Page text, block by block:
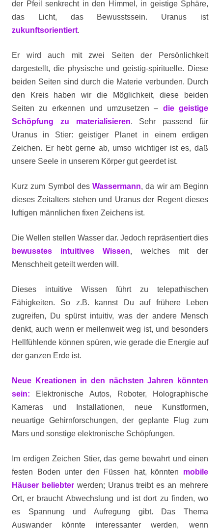
der Pfeil senkrecht in den Himmel, in geistige Sphäre,
das Licht, das Bewusstssein. Uranus ist
zukunftsorientiert.
Er wird auch mit zwei Seiten der Persönlichkeit
dargestellt, die physische und geistig-spirituelle. Diese
beiden Seiten sind durch die Materie verbunden. Durch
den Kreis haben wir die Möglichkeit, diese beiden
Seiten zu erkennen und umzusetzen – die geistige
Schöpfung zu materialisieren. Sehr passend für
Uranus in Stier: geistiger Planet in einem erdigen
Zeichen. Er hebt gerne ab, umso wichtiger ist es, daß
unsere Seele in unserem Körper gut geerdet ist.
Kurz zum Symbol des Wassermann, da wir am Beginn
dieses Zeitalters stehen und Uranus der Regent dieses
luftigen männlichen fixen Zeichens ist.
Die Wellen stellen Wasser dar. Jedoch repräsentiert dies
bewusstes intuitives Wissen, welches mit der
Menschheit geteilt werden will.
Dieses intuitive Wissen führt zu telepathischen
Fähigkeiten. So z.B. kannst Du auf frühere Leben
zugreifen, Du spürst intuitiv, was der andere Mensch
denkt, auch wenn er meilenweit weg ist, und besonders
Hellfühlende können spüren, wie gerade die Energie auf
der ganzen Erde ist.
Neue Kreationen in den nächsten Jahren könnten
sein: Elektronische Autos, Roboter, Holographische
Kameras und Installationen, neue Kunstformen,
neuartige Gehirnforschungen, der geplante Flug zum
Mars und sonstige elektronische Schöpfungen.
Im erdigen Zeichen Stier, das gerne bewahrt und einen
festen Boden unter den Füssen hat, könnten mobile
Häuser beliebterwerden; Uranus treibt es an mehrere
Ort, er braucht Abwechslung und ist dort zu finden, wo
es Spannung und Aufregung gibt. Das Thema
Auswander könnte interessanter werden, wenn